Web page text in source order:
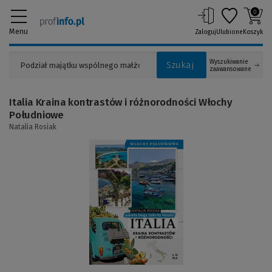
Menu
Szukaj
Wyszukiwanie
zaawansowane
ZalogujUlubione
0
Koszyk
Italia Kraina kontrastów i różnorodności Włochy
Południowe
Natalia Rosiak